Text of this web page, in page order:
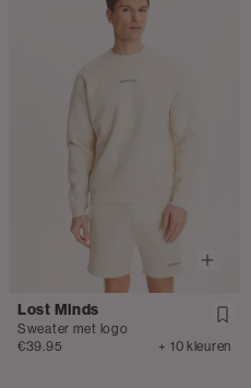
Lost Minds
Sweater met logo
€39.95
+ 10 kleuren